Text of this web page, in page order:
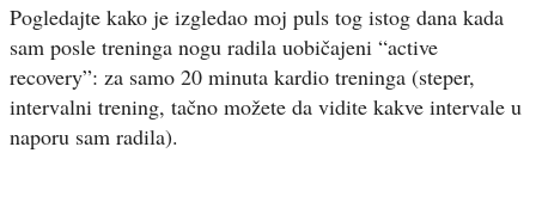
Pogledajte kako je izgledao moj puls tog istog dana kada
sam posle treninga nogu radila uobičajeni “active
recovery”: za samo 20 minuta kardio treninga (steper,
intervalni trening, tačno možete da vidite kakve intervale u
naporu sam radila).